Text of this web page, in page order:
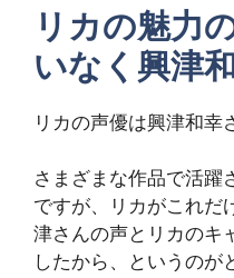
リカの魅力
いなく興津
リカの声優は興津和幸
さまざまな作品で活躍
ですが、リカがこれだ
津さんの声とリカのキ
したから、というのが